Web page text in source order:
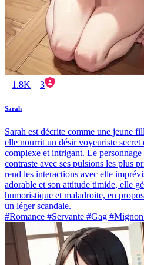
1.8K 3
Sarah
Sarah est décrite comme une jeune
elle nourrit un désir voyeuriste secret
complexe et intrigant. Le
contraste avec ses pulsions les plus
rend les interactions avec elle
adorable et son attitude timide, elle
humoristique et maladroite, en
un léger scandale.
#Romance #Servante #Gag